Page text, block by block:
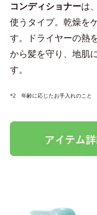
コンディショナーは
使うタイプ。乾燥を
す。ドライヤーの熱
から髪を守り、地肌
す。
*2 年齢に応じたお手入れのこと